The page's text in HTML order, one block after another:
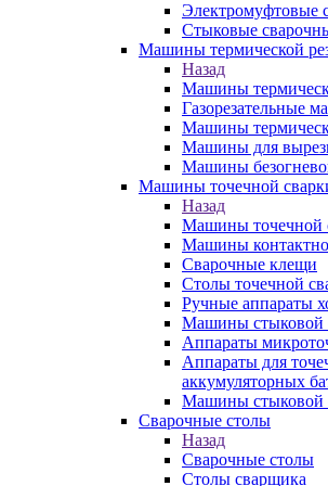
Электромуфтовые
Стыковые
Машины термической
Назад
Машины
Газорезательные
Машины
Машины для
Машины
Машины точечной
Назад
Машины точечной
Машины
Сварочные клещи
Столы точечной
Ручные аппараты
Машины стыковой
Аппараты
Аппараты для
аккумуляторных
Машины стыковой
Сварочные столы
Назад
Сварочные столы
Столы сварщика